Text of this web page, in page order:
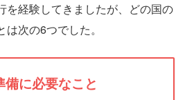
を経験してきましたが、どの国の
次の6つでした。
に必要なこと